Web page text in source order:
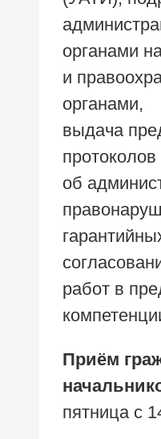
органами
и
органами,
выдача
протоколов
об
работ в
Приём
пятница с